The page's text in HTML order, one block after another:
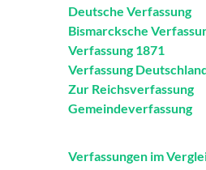
Deutsche Verfassung
Bismarcksche
Verfassung 1871
Verfassung
Zur Reichsverfassung
Gemeindeverfassung
Verfassungen im